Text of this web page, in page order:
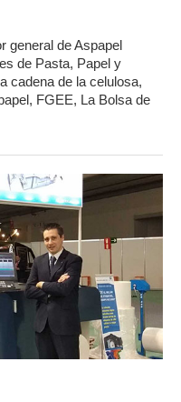
general de Aspapel
de Pasta, Papel y
cadena de la celulosa,
FGEE, La Bolsa de